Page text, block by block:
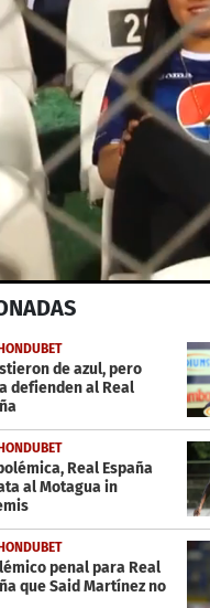
de azul, pero
defienden al Real
Real España
al Motagua in
penal para Real
que Said Martínez no